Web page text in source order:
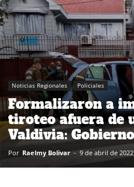
Noticias Regionales Policiales
Formalizaron a
tiroteo afuera de
Valdivia:
Por Raelmy Bolivar - 9 de abril de 2022